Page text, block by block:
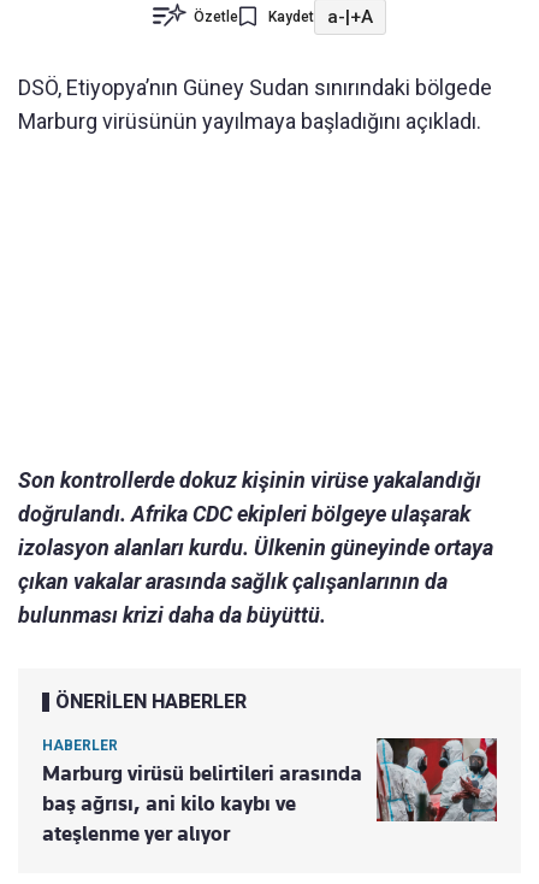
Özetle Kaydet a-|+A
DSÖ, Etiyopya’nın Güney Sudan sınırındaki bölgede
Marburg virüsünün yayılmaya başladığını açıkladı.
Son kontrollerde dokuz kişinin virüse yakalandığı
doğrulandı. Afrika CDC ekipleri bölgeye ulaşarak
izolasyon alanları kurdu. Ülkenin güneyinde ortaya
çıkan vakalar arasında sağlık çalışanlarının da
bulunması krizi daha da büyüttü.
ÖNERİLEN HABERLER
HABERLER
Marburg virüsü belirtileri arasında
baş ağrısı, ani kilo kaybı ve
ateşlenme yer alıyor